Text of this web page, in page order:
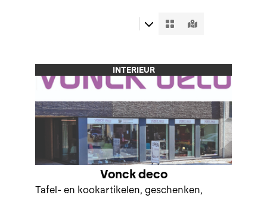
INTERIEUR
Vonck deco
Tafel- en kookartikelen, geschenken,